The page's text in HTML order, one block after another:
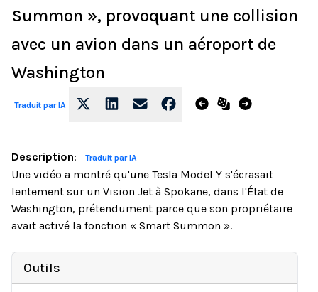
Summon », provoquant une collision
avec un avion dans un aéroport de
Washington
Traduit par IA
Description: Traduit par IA
Une vidéo a montré qu'une Tesla Model Y s'écrasait
lentement sur un Vision Jet à Spokane, dans l'État de
Washington, prétendument parce que son propriétaire
avait activé la fonction « Smart Summon ».
Outils